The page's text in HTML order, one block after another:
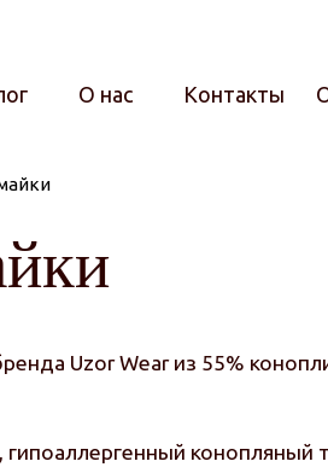
О нас Контакты
Uzor Wear из 55%
конопляный